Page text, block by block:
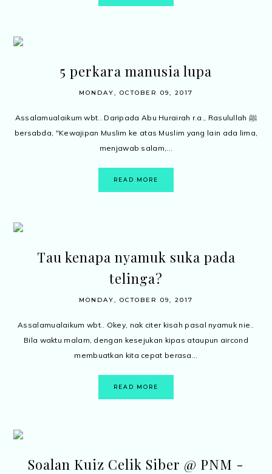
5 perkara manusia lupa
MONDAY, OCTOBER 09, 2017
Assalamualaikum wbt.. Daripada Abu Hurairah r.a., Rasulullah ﷺ
bersabda, "Kewajipan Muslim ke atas Muslim yang lain ada lima,
menjawab salam,...
READ MORE
Tau kenapa nyamuk suka pada
telinga?
MONDAY, OCTOBER 09, 2017
Assalamualaikum wbt.. Okey, nak citer kisah pasal nyamuk nie..
Bila waktu malam, dengan kesejukan kipas ataupun aircond
membuatkan kita cepat berasa...
READ MORE
Soalan Kuiz Celik Siber @ PNM -